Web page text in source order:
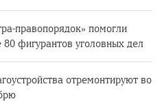
правопорядок» помогли
фигурантов уголовных дел
отремонтируют во